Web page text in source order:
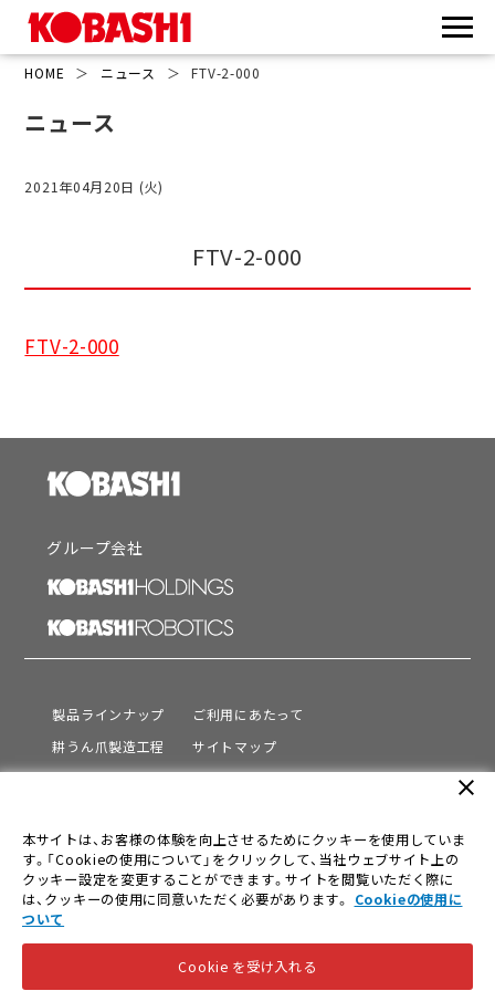
HOME ＞ ニュース ＞ FTV-2-000
ニュース
2021年04月20日 (火)
FTV-2-000
FTV-2-000
グループ会社
製品ラインナップ
耕うん爪製造工程
サポート
会社情報
採用情報
ニュース
ご利用にあたって
サイトマップ
プライバシーポリシー
© KOBASHI INDUSTRIES CO.,LTD. All Rights Reserved.
本サイトは、お客様の体験を向上させるためにクッキーを使用していま
す。「Cookieの使用について」をクリックして、当社ウェブサイト上の
クッキー設定を変更することができます。サイトを閲覧いただく際に
は、クッキーの使用に同意いただく必要があります。 Cookieの使用に
ついて
Cookie を受け入れる
close